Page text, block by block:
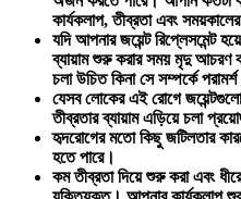
কার্যকলাপ, তীব্রতা এবং
যদি আপনার জয়েন্ট রিপ্লেসমেন্ট
ব্যায়াম শুরু করার সময় মৃদু আচরণ
চলা উচিত কিনা সে সম্পর্কে
যেসব লোকের এই রোগে
তীব্রতারব্যায়াম এড়িয়ে চলা
হৃদরোগের মতো কিছু জটিলতার
হতে পারে।
কম তীব্রতা দিয়ে শুরু করা এবং